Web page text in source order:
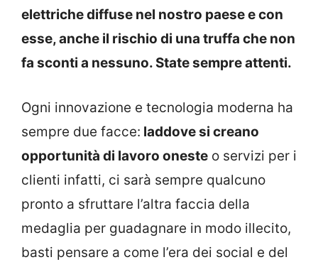
elettriche diffuse nel nostro paese e con
esse, anche il rischio di una truffa che non
fa sconti a nessuno. State sempre attenti.
Ogni innovazione e tecnologia moderna ha
sempre due facce: laddove si creano
opportunità di lavoro oneste o servizi per i
clienti infatti, ci sarà sempre qualcuno
pronto a sfruttare l’altra faccia della
medaglia per guadagnare in modo illecito,
basti pensare a come l’era dei social e del